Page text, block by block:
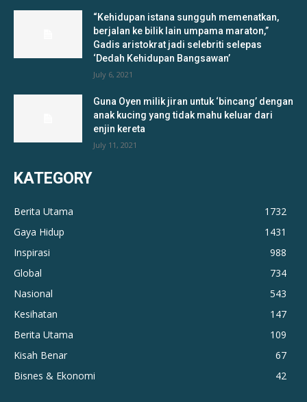
“Kehidupan istana sungguh memenatkan,
berjalan ke bilik lain umpama maraton,”
Gadis aristokrat jadi selebriti selepas
‘Dedah Kehidupan Bangsawan’
July 6, 2021
Guna Oyen milik jiran untuk ‘bincang’ dengan
anak kucing yang tidak mahu keluar dari
enjin kereta
July 11, 2021
KATEGORY
Berita Utama
1732
Gaya Hidup
1431
Inspirasi
988
Global
734
Nasional
543
Kesihatan
147
Berita Utama
109
Kisah Benar
67
Bisnes & Ekonomi
42